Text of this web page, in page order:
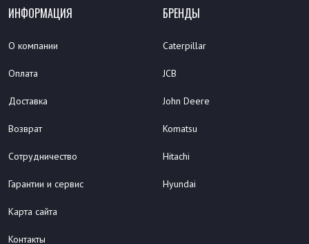
ИНФОРМАЦИЯ
О компании
Оплата
Доставка
Возврат
Сотрудничество
Гарантии и сервис
Карта сайта
Контакты
БРЕНДЫ
Caterpillar
JCB
John Deere
Komatsu
Hitachi
Hyundai